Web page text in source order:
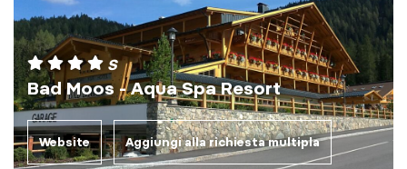
S
Bad Moos - Aqua Spa Resort
Website Aggiungi alla richiesta multipla